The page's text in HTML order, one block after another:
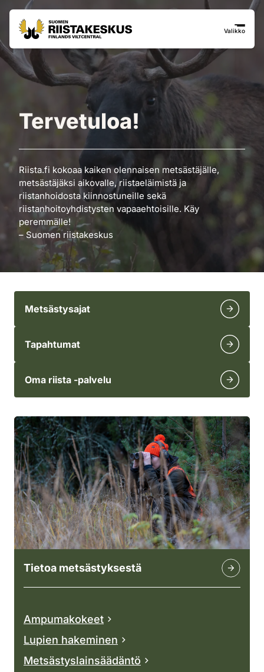
Siirry sisältöön
Siirry sivustokarttaan
Valikko
Tervetuloa!
Riista.fi kokoaa kaiken olennaisen metsästäjälle,
metsästäjäksi aikovalle, riistaeläimistä ja
riistanhoidosta kiinnostuneille sekä
riistanhoitoyhdistysten vapaaehtoisille. Käy
peremmälle!
– Suomen riistakeskus
Metsästysajat
Tapahtumat
Oma riista -palvelu
Tietoa metsästyksestä
Ampumakokeet
Lupien hakeminen
Metsästyslainsäädäntö